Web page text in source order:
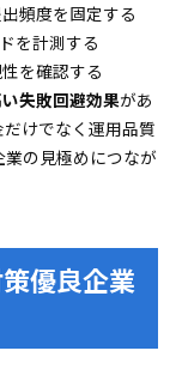
頻度を固定する
を計測する
を確認する
失敗回避効果があ
けでなく運用品質
の見極めにつなが
優良企業